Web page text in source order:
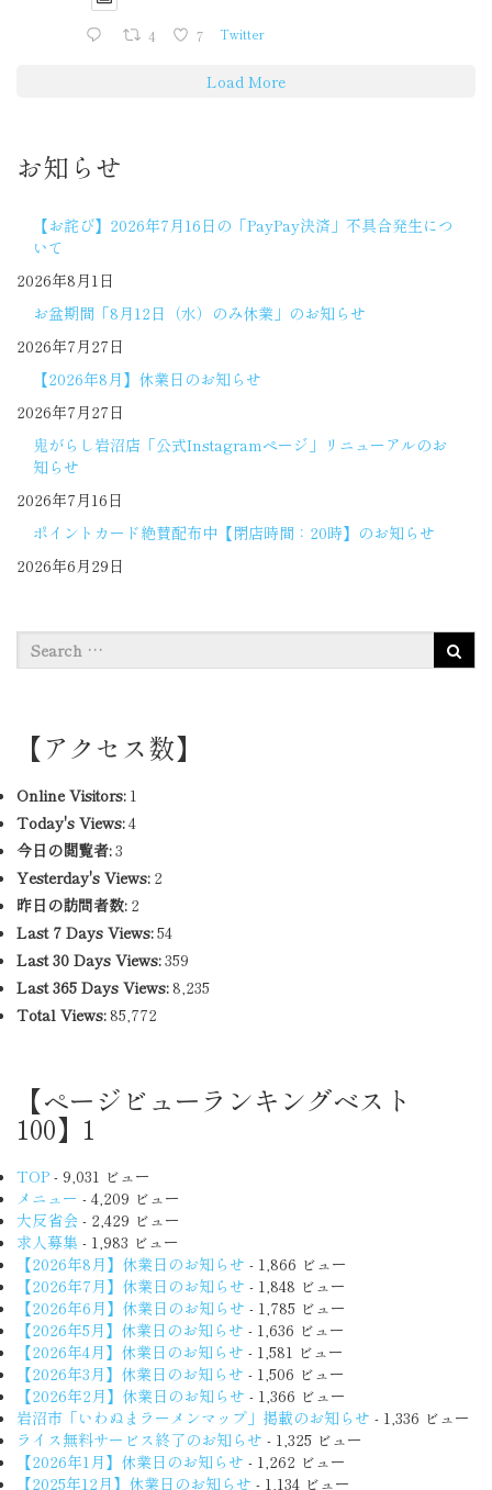
4 7 Twitter
Load More
お知らせ
【お詫び】2026年7月16日の「PayPay決済」不具合発生につ
いて
2026年8月1日
お盆期間「8月12日（水）のみ休業」のお知らせ
2026年7月27日
【2026年8月】休業日のお知らせ
2026年7月27日
鬼がらし岩沼店「公式Instagramページ」リニューアルのお
知らせ
2026年7月16日
ポイントカード絶賛配布中【閉店時間：20時】のお知らせ
2026年6月29日
【アクセス数】
Online Visitors: 1
Today's Views:4
今日の閲覧者:3
Yesterday's Views: 2
昨日の訪問者数: 2
Last 7 Days Views:54
Last 30 Days Views:359
Last 365 Days Views:8,235
Total Views:85,772
【ページビューランキングベスト
100】1
TOP - 9,031 ビュー
メニュー - 4,209 ビュー
大反省会 - 2,429 ビュー
求人募集 - 1,983 ビュー
【2026年8月】休業日のお知らせ - 1,866 ビュー
【2026年7月】休業日のお知らせ - 1,848 ビュー
【2026年6月】休業日のお知らせ - 1,785 ビュー
【2026年5月】休業日のお知らせ - 1,636 ビュー
【2026年4月】休業日のお知らせ - 1,581 ビュー
【2026年3月】休業日のお知らせ - 1,506 ビュー
【2026年2月】休業日のお知らせ - 1,366 ビュー
岩沼市「いわぬまラーメンマップ」掲載のお知らせ - 1,336 ビュー
ライス無料サービス終了のお知らせ - 1,325 ビュー
【2026年1月】休業日のお知らせ - 1,262 ビュー
【2025年12月】休業日のお知らせ - 1,134 ビュー